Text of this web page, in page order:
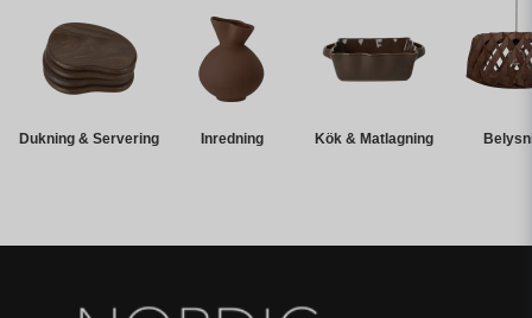
Dukning & Servering Inredning Kök & Matlagning